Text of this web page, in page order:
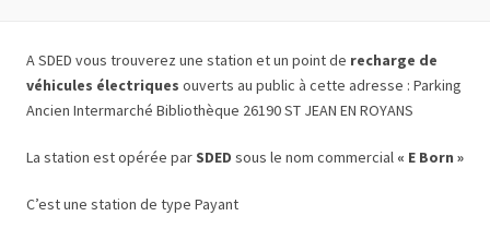
A SDED vous trouverez une station et un point de recharge de
véhicules électriques ouverts au public à cette adresse : Parking
Ancien Intermarché Bibliothèque 26190 ST JEAN EN ROYANS
La station est opérée par SDED sous le nom commercial « E Born »
C’est une station de type Payant